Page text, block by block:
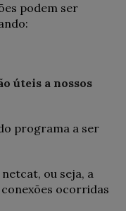
podem ser
úteis a nossos
programa a ser
ou seja, a
ocorridas